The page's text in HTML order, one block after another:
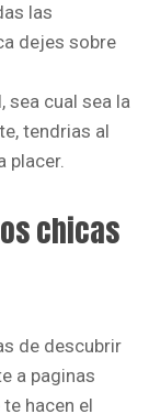
las
dejes sobre
sea cual sea la
tendri­as al
placer.
chicas
de descubrir
a paginas
hacen el